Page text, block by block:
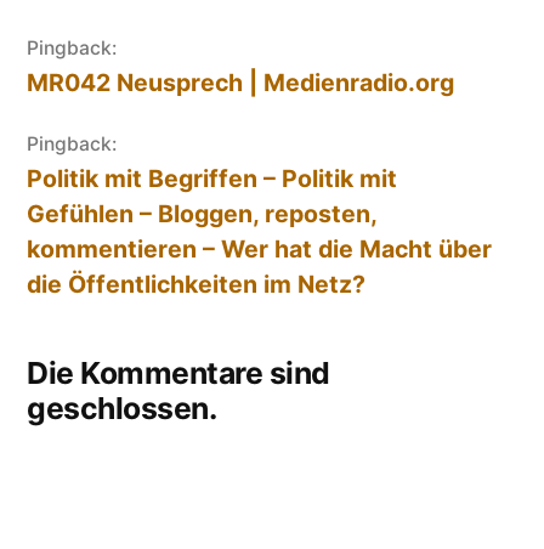
Pingback:
MR042 Neusprech | Medienradio.org
Pingback:
Politik mit Begriffen – Politik mit
Gefühlen – Bloggen, reposten,
kommentieren – Wer hat die Macht über
die Öffentlichkeiten im Netz?
Die Kommentare sind
geschlossen.